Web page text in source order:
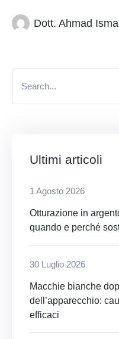
Dott. Ahmad
Ultimi articoli
1 Agosto 2026
Otturazione in
quando e perché
30 Luglio 2026
Macchie bianche
dell’apparecchio:
efficaci